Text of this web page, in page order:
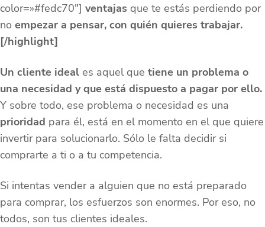
color=»#fedc70″] ventajas que te estás perdiendo por
no empezar a pensar, con quién quieres trabajar.
[/highlight]
Un cliente ideal es aquel que tiene un problema o
una necesidad y que está dispuesto a pagar por ello.
Y sobre todo, ese problema o necesidad es una
prioridad para él, está en el momento en el que quiere
invertir para solucionarlo. Sólo le falta decidir si
comprarte a ti o a tu competencia.
Si intentas vender a alguien que no está preparado
para comprar, los esfuerzos son enormes. Por eso, no
todos, son tus clientes ideales.